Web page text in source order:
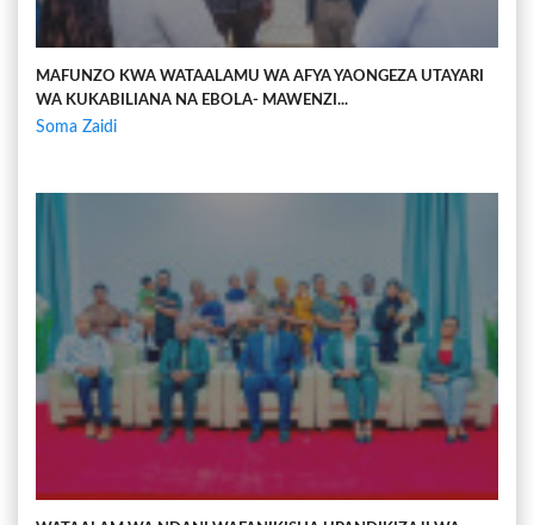
MAFUNZO KWA WATAALAMU WA AFYA YAONGEZA UTAYARI
WA KUKABILIANA NA EBOLA- MAWENZI...
Soma Zaidi